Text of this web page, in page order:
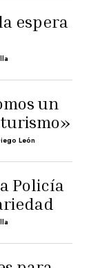
espera
un
León
Policía